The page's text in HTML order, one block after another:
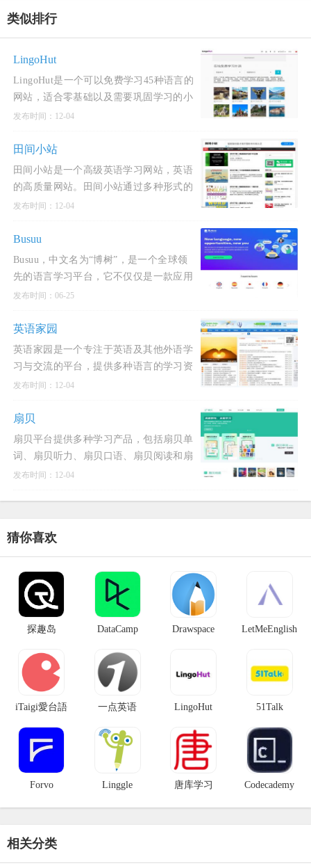
类似排行
LingoHut
LingoHut是一个可以免费学习45种语言的
网站，适合零基础以及需要巩固学习的小
伙伴，界面简洁舒适。有超多外语供学习
语言都有！LingoHut每一门
发布时间：12-04
田间小站
田间小站是一个高级英语学习网站，英语
的高质量网站。田间小站通过多种形式的
资料和教程，能帮助用户提高英语口语、
量的英语学习网站，提供
发布时间：12-04
Busuu
Busuu，中文名为“博树”，是一个全球领
先的语言学习平台，它不仅仅是一款应用
程序，更是一个连接了超过1.2亿学习者和
是通过结合科学的学习方法与真实的社交
互动，帮助用户高效、自信地
发布时间：06-25
英语家园
英语家园是一个专注于英语及其他外语学
习与交流的平台，提供多种语言的学习资
源和工具。这个网站不仅支持英语学习，
言的学习和交流。此外
发布时间：12-04
扇贝
扇贝平台提供多种学习产品，包括扇贝单
词、扇贝听力、扇贝口语、扇贝阅读和扇
贝编程等，旨在为用户提供个性化和高效
发布时间：12-04
猜你喜欢
探趣岛 DataCamp Drawspace LetMeEnglish
iTaigi愛台語 一点英语 LingoHut 51Talk
Forvo Linggle 唐库学习 Codecademy
相关分类